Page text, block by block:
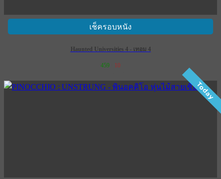
เช็ครอบหนัง
Haunted Universities 4 - เทอม 4
459 10
Today